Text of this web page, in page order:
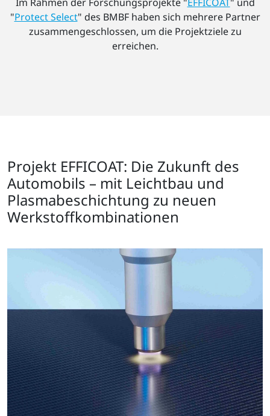
"Protect Select" des BMBF haben sich mehrere Partner
zusammengeschlossen, um die Projektziele zu
erreichen.
Projekt EFFICOAT: Die Zukunft des
Automobils – mit Leichtbau und
Plasmabeschichtung zu neuen
Werkstoffkombinationen